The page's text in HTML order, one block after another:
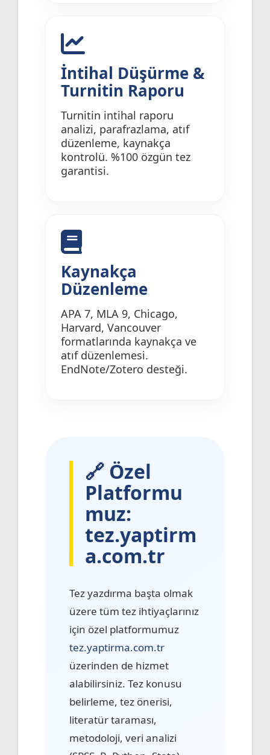
İntihal Düşürme &
Turnitin Raporu
Turnitin intihal raporu
analizi, parafrazlama, atıf
düzenleme, kaynakça
kontrolü. %100 özgün tez
garantisi.
Kaynakça
Düzenleme
APA 7, MLA 9, Chicago,
Harvard, Vancouver
formatlarında kaynakça ve
atıf düzenlemesi.
EndNote/Zotero desteği.
🔗 Özel
Platformu
muz:
tez.yaptirm
a.com.tr
Tez yazdırma başta olmak
üzere tüm tez ihtiyaçlarınız
için özel platformumuz
tez.yaptirma.com.tr
üzerinden de hizmet
alabilirsiniz. Tez konusu
belirleme, tez önerisi,
literatür taraması,
metodoloji, veri analizi